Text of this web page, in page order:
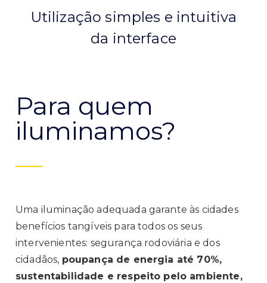
Utilização simples e intuitiva
da interface
Para quem
iluminamos?
Uma iluminação adequada garante às cidades
benefícios tangíveis para todos os seus
intervenientes: segurança rodoviária e dos
cidadãos, poupança de energia até 70%,
sustentabilidade e respeito pelo ambiente,